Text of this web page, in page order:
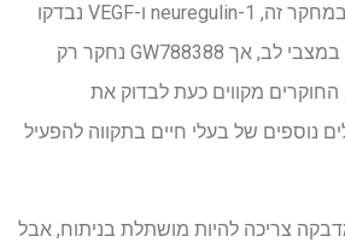
מבין התרופות שנבדקו במחקר זה, neuregulin-1 ו-VEGF נבדקו
בניסויים קליניים לטיפול במצבי לב, אך GW788388 נחקר רק
החוקרים מקווים כעת לבדוק את
נוספים של בעלי חיים בתקווה להפעיל
צריכה להיות מושתלת בניתוח, אבל